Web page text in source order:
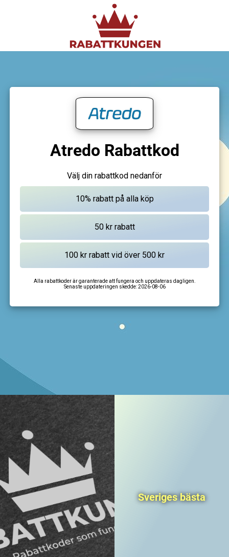
Atredo Rabattkod
Välj din rabattkod nedanför
Alla rabattkoder är garanterade att fungera och uppdateras dagligen.
Senaste uppdateringen skedde:2026-08-06
Sveriges bästa